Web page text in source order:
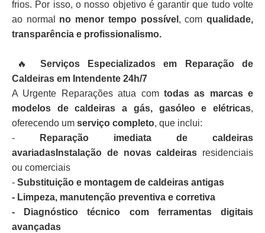
frios. Por isso, o nosso objetivo é garantir que tudo volte
ao normal no menor tempo possível , comqualidade,
transparência e profissionalismo.
🔥
Serviços Especializados em Reparação de
Caldeiras em Intendente 24h/7
A Urgente Reparações atua com todas as marcas e
modelos de caldeiras a gás, gasóleo e elétricas,
oferecendo um serviço completo, que inclui:
-
Reparação imediata de caldeiras
avariadasInstalação de novas caldeiras residenciais
ou comerciais
- Substituição e montagem de caldeiras antigas
- Limpeza, manutenção preventiva e corretiva
- Diagnóstico técnico com ferramentas digitais
avançadas